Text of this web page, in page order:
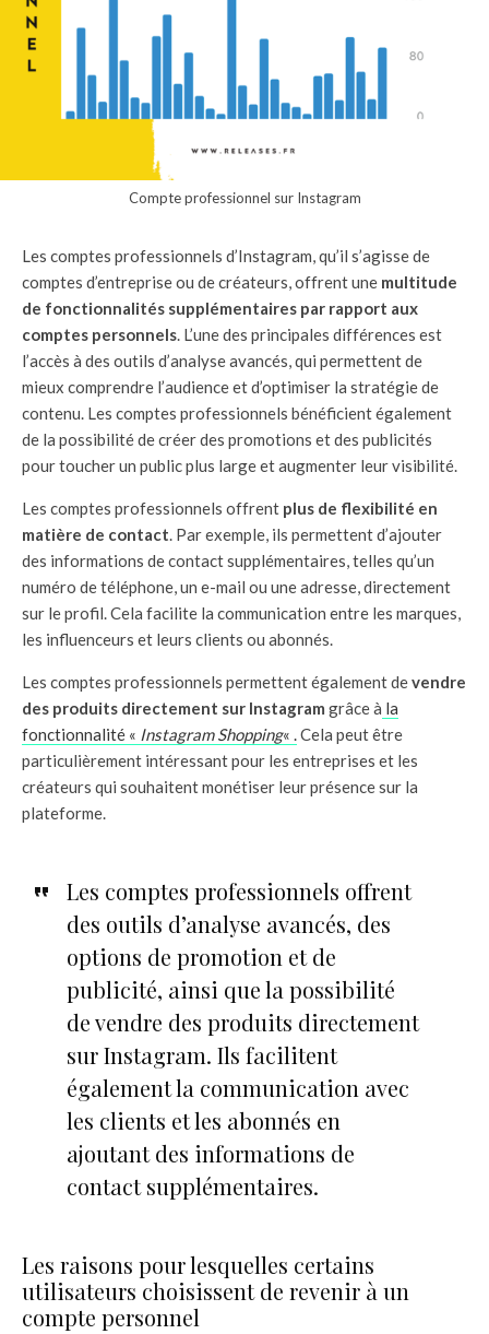
Compte professionnel sur Instagram
Les comptes professionnels d’Instagram, qu’il s’agisse de
comptes d’entreprise ou de créateurs, offrent une multitude
de fonctionnalités supplémentaires par rapport aux
comptes personnels. L’une des principales différences est
l’accès à des outils d’analyse avancés, qui permettent de
mieux comprendre l’audience et d’optimiser la stratégie de
contenu. Les comptes professionnels bénéficient également
de la possibilité de créer des promotions et des publicités
pour toucher un public plus large et augmenter leur visibilité.
Les comptes professionnels offrent plus de flexibilité en
matière de contact. Par exemple, ils permettent d’ajouter
des informations de contact supplémentaires, telles qu’un
numéro de téléphone, un e-mail ou une adresse, directement
sur le profil. Cela facilite la communication entre les marques,
les influenceurs et leurs clients ou abonnés.
Les comptes professionnels permettent également devendre
des produits directement sur Instagram grâce à la
fonctionnalité « Instagram Shopping« .Cela peut être
particulièrement intéressant pour les entreprises et les
créateurs qui souhaitent monétiser leur présence sur la
plateforme.
Les comptes professionnels offrent
des outils d’analyse avancés, des
options de promotion et de
publicité, ainsi que la possibilité
de vendre des produits directement
sur Instagram. Ils facilitent
également la communication avec
les clients et les abonnés en
ajoutant des informations de
contact supplémentaires.
Les raisons pour lesquelles certains
utilisateurs choisissent de revenir à un
compte personnel